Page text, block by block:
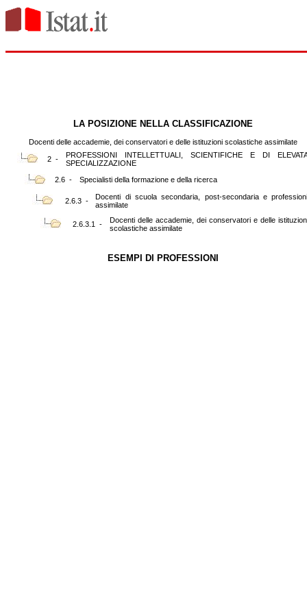
LA POSIZIONE NELLA CLASSIFICAZIONE
Docenti delle accademie, dei conservatori e delle istituzioni scolastiche assimilate
2 -
PROFESSIONI INTELLETTUALI, SCIENTIFICHE E DI
SPECIALIZZAZIONE
2.6 -
Specialisti della formazione e della ricerca
2.6.3 -
Docenti di scuola secondaria, post-secondaria e
assimilate
2.6.3.1 -
Docenti delle accademie, dei conservatori e delle
scolastiche assimilate
ESEMPI DI PROFESSIONI